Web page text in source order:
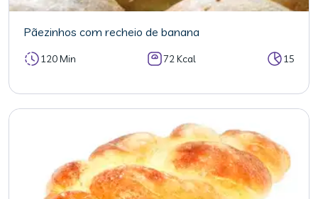
Pãezinhos com recheio de banana
120 Min 72 Kcal 15